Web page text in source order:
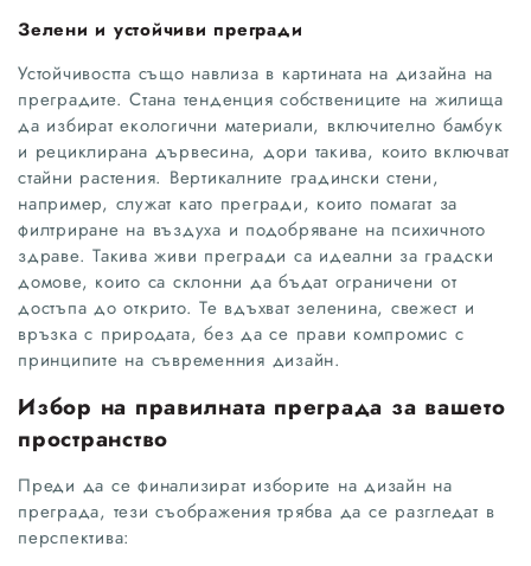
Зелени и устойчиви прегради
Устойчивостта също навлиза в картината на дизайна на
преградите. Стана тенденция собствениците на жилища
да избират екологични материали, включително бамбук
и рециклирана дървесина, дори такива, които включват
стайни растения. Вертикалните градински стени,
например, служат като прегради, които помагат за
филтриране на въздуха и подобряване на психичното
здраве. Такива живи прегради са идеални за градски
домове, които са склонни да бъдат ограничени от
достъпа до открито. Те вдъхват зеленина, свежест и
връзка с природата, без да се прави компромис с
принципите на съвременния дизайн.
Избор на правилната преграда за вашето
пространство
Преди да се финализират изборите на дизайн на
преграда, тези съображения трябва да се разгледат в
перспектива: